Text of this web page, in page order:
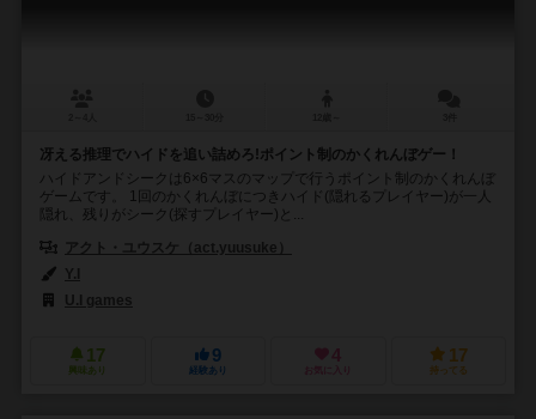
冴える推理でハイドを追い詰めろ!ポイント制のかくれんぼゲー！
ハイドアンドシークは6×6マスのマップで行うポイント制のかくれんぼ
ゲームです。 1回のかくれんぼにつきハイド(隠れるプレイヤー)が一人
隠れ、残りがシーク(探すプレイヤー)と...
アクト・ユウスケ（act.yuusuke）
Y.I
U.I games
17
興味あり
9
経験あり
4
お気に入り
17
持ってる